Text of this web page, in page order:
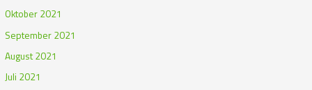
Oktober 2021
September 2021
August 2021
Juli 2021